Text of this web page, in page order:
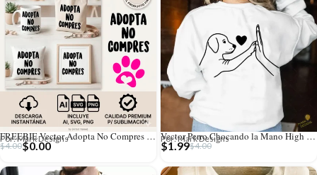
FREEBIE Vector Adopta No Compres con Huella Rosa Gratis
Por: Mark Designs
$4.00$0.00
Vector Perro Chocando la Mano High Five Line Art para Sublimación
Por: Mark Designs
$4.00
$1.99